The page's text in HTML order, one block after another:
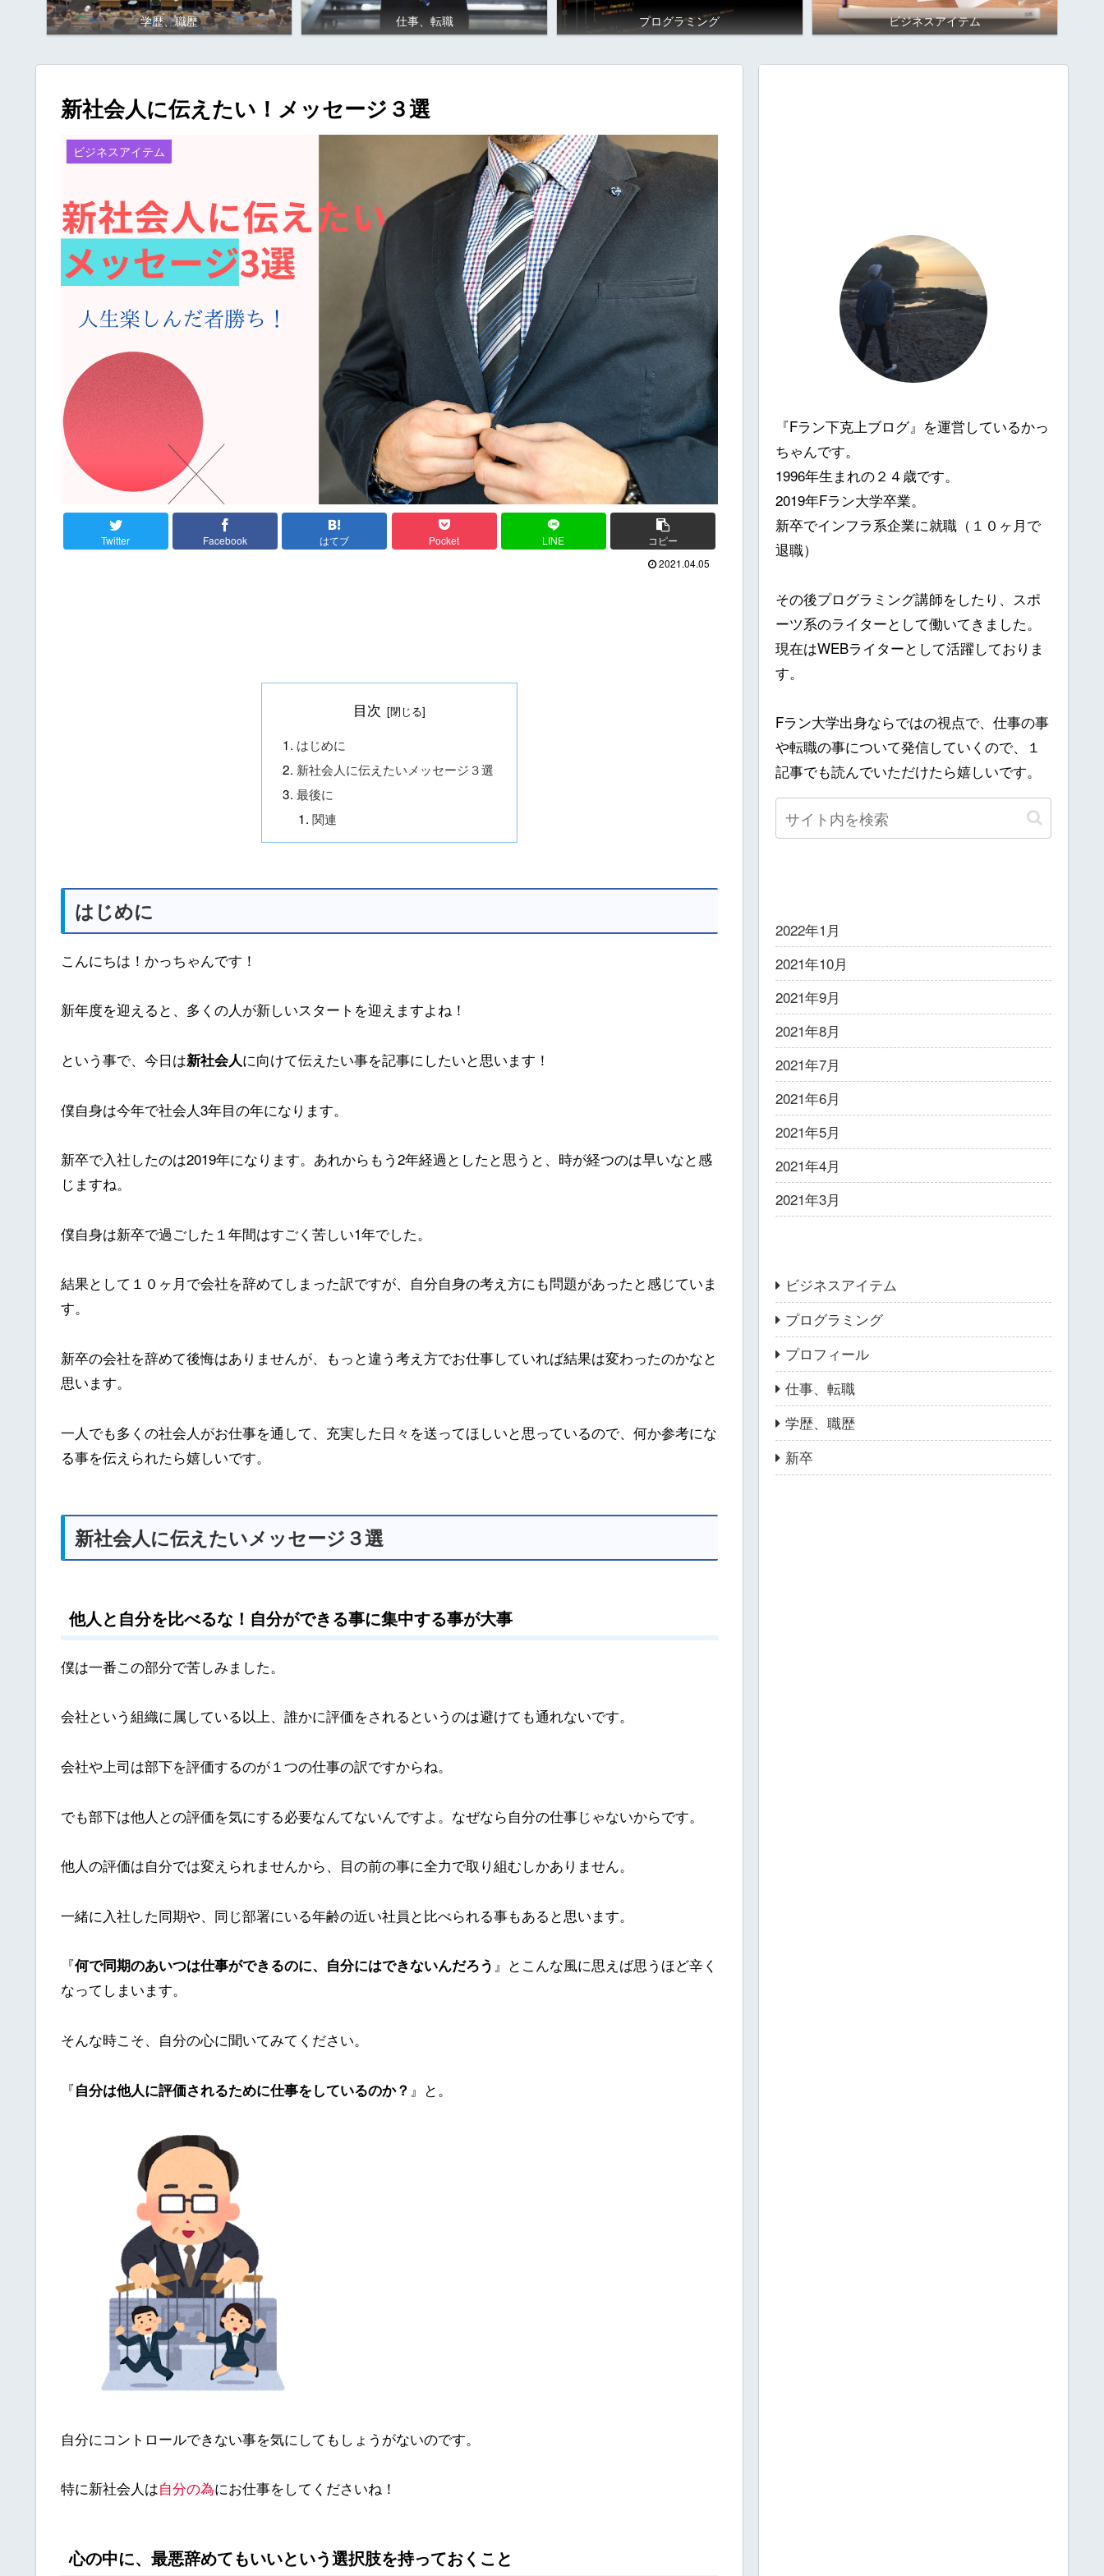
学歴、職歴 仕事、転職 プログラミング ビジネスアイテム
新社会人に伝えたい！メッセージ３選
ビジネスアイテム
Twitter Facebook はてブ Pocket LINE
コピー
2021.04.05
目次
はじめに
新社会人に伝えたいメッセージ３選
最後に
関連
はじめに
こんにちは！かっちゃんです！
新年度を迎えると、多くの人が新しいスタートを迎えますよね！
という事で、今日は新社会人に向けて伝えたい事を記事にしたいと思います！
僕自身は今年で社会人3年目の年になります。
新卒で入社したのは2019年になります。あれからもう2年経過としたと思うと、時が経つのは早いなと感
じますね。
僕自身は新卒で過ごした１年間はすごく苦しい1年でした。
結果として１０ヶ月で会社を辞めてしまった訳ですが、自分自身の考え方にも問題があったと感じていま
す。
新卒の会社を辞めて後悔はありませんが、もっと違う考え方でお仕事していれば結果は変わったのかなと
思います。
一人でも多くの社会人がお仕事を通して、充実した日々を送ってほしいと思っているので、何か参考にな
る事を伝えられたら嬉しいです。
新社会人に伝えたいメッセージ３選
他人と自分を比べるな！自分ができる事に集中する事が大事
僕は一番この部分で苦しみました。
会社という組織に属している以上、誰かに評価をされるというのは避けても通れないです。
会社や上司は部下を評価するのが１つの仕事の訳ですからね。
でも部下は他人との評価を気にする必要なんてないんですよ。なぜなら自分の仕事じゃないからです。
他人の評価は自分では変えられませんから、目の前の事に全力で取り組むしかありません。
一緒に入社した同期や、同じ部署にいる年齢の近い社員と比べられる事もあると思います。
『何で同期のあいつは仕事ができるのに、自分にはできないんだろう 』とこんな風に思えば思うほど辛く
なってしまいます。
そんな時こそ、自分の心に聞いてみてください。
『自分は他人に評価されるために仕事をしているのか？ 』と。
自分にコントロールできない事を気にしてもしょうがないのです。
特に新社会人は自分の為にお仕事をしてくださいね！
心の中に、最悪辞めてもいいという選択肢を持っておくこと
『Fラン下克上ブログ』を運営しているかっ
ちゃんです。
1996年生まれの２４歳です。
2019年Fラン大学卒業。
新卒でインフラ系企業に就職（１０ヶ月で
退職）
その後プログラミング講師をしたり、スポ
ーツ系のライターとして働いてきました。
現在はWEBライターとして活躍しておりま
す。
Fラン大学出身ならではの視点で、仕事の事
や転職の事について発信していくので、１
記事でも読んでいただけたら嬉しいです。
2022年1月
2021年10月
2021年9月
2021年8月
2021年7月
2021年6月
2021年5月
2021年4月
2021年3月
ビジネスアイテム
プログラミング
プロフィール
仕事、転職
学歴、職歴
新卒